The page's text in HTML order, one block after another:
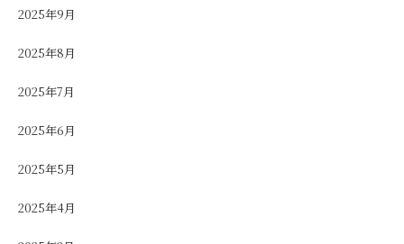
2025年9月
2025年8月
2025年7月
2025年6月
2025年5月
2025年4月